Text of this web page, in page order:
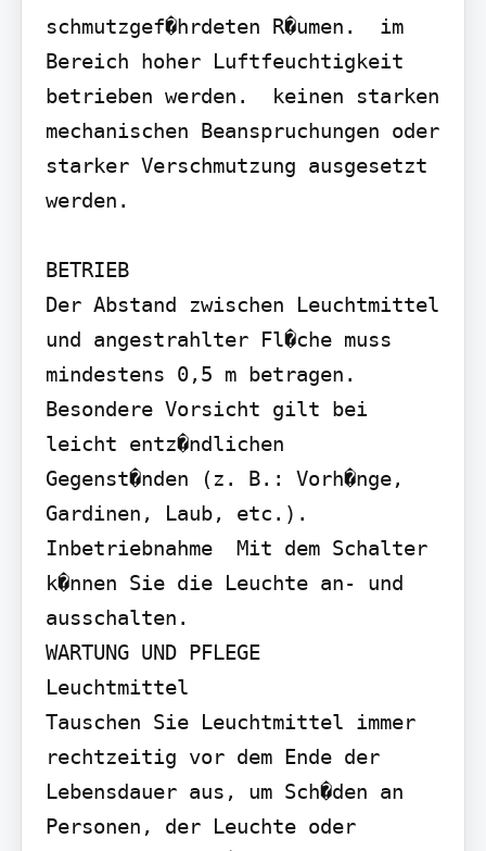
schmutzgef�hrdeten R�umen.  im
Bereich hoher Luftfeuchtigkeit
betrieben werden.  keinen starken
mechanischen Beanspruchungen oder
starker Verschmutzung ausgesetzt
werden.
BETRIEB
Der Abstand zwischen Leuchtmittel
und angestrahlter Fl�che muss
mindestens 0,5 m betragen.
Besondere Vorsicht gilt bei
leicht entz�ndlichen
Gegenst�nden (z. B.: Vorh�nge,
Gardinen, Laub, etc.).
Inbetriebnahme  Mit dem Schalter
k�nnen Sie die Leuchte an- und
ausschalten.
WARTUNG UND PFLEGE
Leuchtmittel
Tauschen Sie Leuchtmittel immer
rechtzeitig vor dem Ende der
Lebensdauer aus, um Sch�den an
Personen, der Leuchte oder